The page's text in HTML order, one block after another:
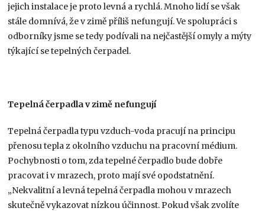
jejich instalace je proto levná a rychlá. Mnoho lidí se však
stále domnívá, že v zimě příliš nefungují. Ve spolupráci s
odborníky jsme se tedy podívali na nejčastější omyly a mýty
týkající se tepelných čerpadel.
Tepelná čerpadla v zimě nefungují
Tepelná čerpadla typu vzduch-voda pracují na principu
přenosu tepla z okolního vzduchu na pracovní médium.
Pochybnosti o tom, zda tepelné čerpadlo bude dobře
pracovat i v mrazech, proto mají své opodstatnění.
„Nekvalitní a levná tepelná čerpadla mohou v mrazech
skutečně vykazovat nízkou účinnost. Pokud však zvolíte